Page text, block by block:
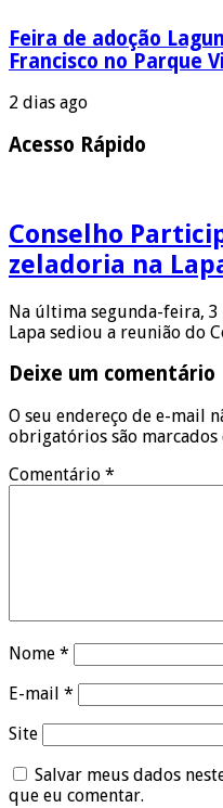
Feira de adoção
Francisco no Parque
2 dias ago
Acesso Rápido
Conselho
zeladoria na
Na última segunda-feira,
Lapa sediou a reunião do
Deixe um comentário
O seu endereço de e-mail
obrigatórios são marcados
Comentário *
Nome *
E-mail *
Site
Salvar meus dados
que eu comentar.